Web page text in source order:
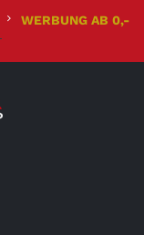
WERBUNG AB 0,-